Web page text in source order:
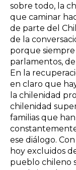
sobre todo, la
que caminar
de parte del
de la
porque
parlamentos,
En la
en claro que
la chilenidad
chilenidad
familias que
ese diálogo.
hoy excluidos
pueblo chileno